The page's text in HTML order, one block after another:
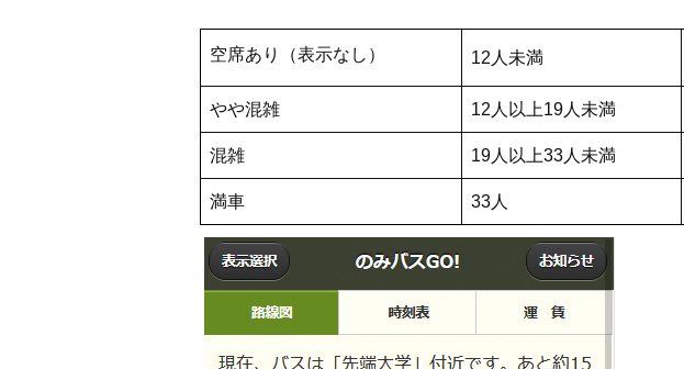
空席あり（表示なし） 12人未満
やや混雑 12人以上19人未満
混雑 19人以上33人未満
満車 33人